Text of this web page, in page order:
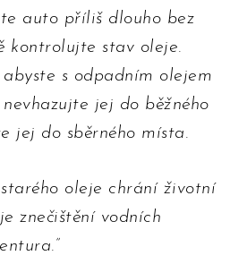
auto příliš dlouho bez
kontrolujte stav oleje.
abyste s odpadním olejem
jej do běžného
jej do sběrného místa.
oleje chrání životní
znečištění vodních